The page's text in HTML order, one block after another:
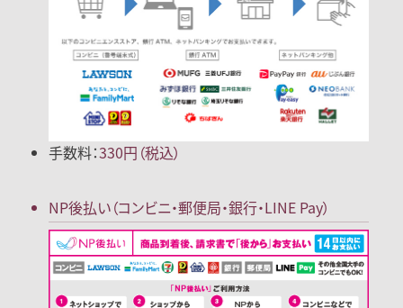
手数料：330円（税込）
NP後払い（コンビニ・郵便局・銀行・LINE Pay）